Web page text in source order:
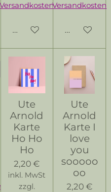
Versandkosten
In den Warenkorb
Versandkosten
Bei
Ute
Arnold
Karte
Ho Ho
Ho
2,20 €
inkl. MwSt
zzgl.
Ute
Arnold
Karte I
love
you
sooooo
oo
2,20 €